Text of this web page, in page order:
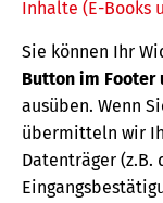
Inhalte (E-Books
Sie können Ihr
Button im Footer
ausüben. Wenn
übermitteln wir
Datenträger (z.B.